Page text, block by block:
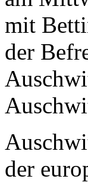
mit
der
der